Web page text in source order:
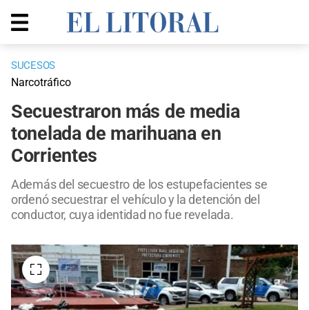
SUCESOS
Narcotráfico
Secuestraron más de media
tonelada de marihuana en
Corrientes
Además del secuestro de los estupefacientes se
ordenó secuestrar el vehículo y la detención del
conductor, cuya identidad no fue revelada.